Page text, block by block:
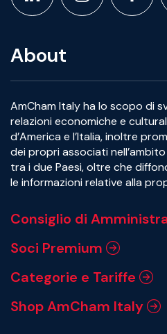
About
AmCham Italy ha lo scopo di
relazioni economiche e
d’America e l’Italia, inoltre
dei propri associati
tra i due Paesi, oltre che
le informazioni relative alla
Consiglio di
Soci Premium
Categorie e Tariffe
Shop AmCham Italy